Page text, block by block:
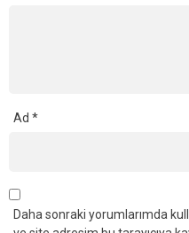
Ad *
Daha sonraki yorumlarımda